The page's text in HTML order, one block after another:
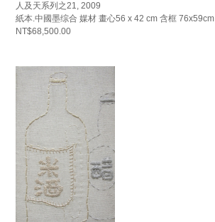
人及天系列之21, 2009
紙本.中國墨综合 媒材 畫心56 x 42 cm 含框 76x59cm
NT$68,500.00